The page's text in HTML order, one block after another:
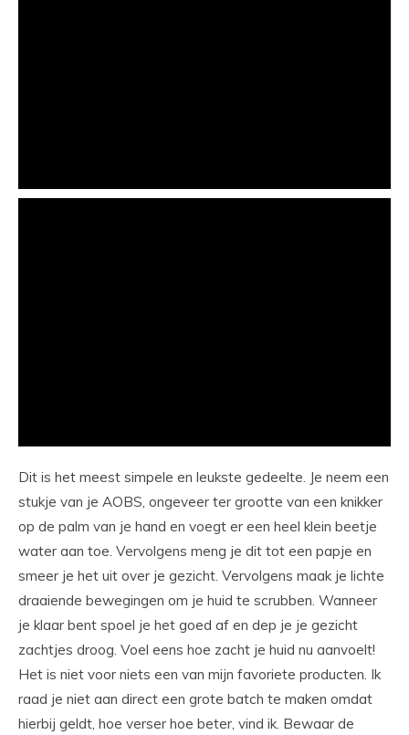
Dit is het meest simpele en leukste gedeelte. Je neem een
stukje van je AOBS, ongeveer ter grootte van een knikker
op de palm van je hand en voegt er een heel klein beetje
water aan toe. Vervolgens meng je dit tot een papje en
smeer je het uit over je gezicht. Vervolgens maak je lichte
draaiende bewegingen om je huid te scrubben. Wanneer
je klaar bent spoel je het goed af en dep je je gezicht
zachtjes droog. Voel eens hoe zacht je huid nu aanvoelt!
Het is niet voor niets een van mijn favoriete producten. Ik
raad je niet aan direct een grote batch te maken omdat
hierbij geldt, hoe verser hoe beter, vind ik. Bewaar de